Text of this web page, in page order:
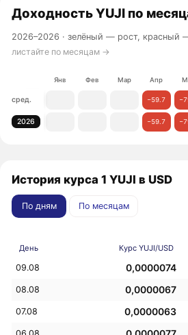
ДоходностьYUJI по
2026–2026 ·зелёный — рост, красный
листайте по месяцам →
Янв Фев Мар Апр
сред. −59.7
2026 −59.7
История курса 1 YUJI в USD
По дням По месяцам
День Курс YUJI/USD
09.08 0,0000074
08.08 0,0000067
07.08 0,0000063